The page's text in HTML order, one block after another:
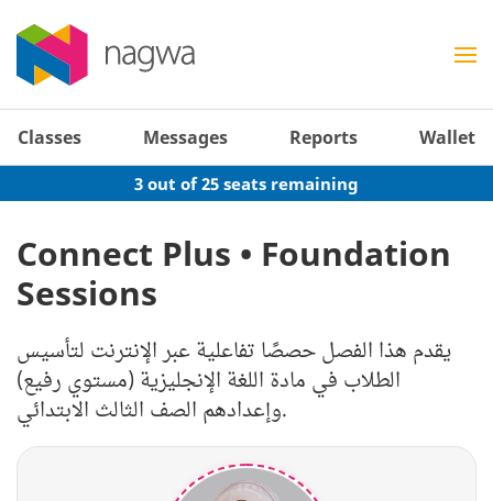
Classes Messages Reports Wallet
3 out of 25 seats remaining
Connect Plus • Foundation
Sessions
يقدم هذا الفصل حصصًا تفاعلية عبر الإنترنت لتأسيس
الطلاب في مادة اللغة الإنجليزية (مستوي رفيع)
وإعدادهم الصف الثالث الابتدائي.